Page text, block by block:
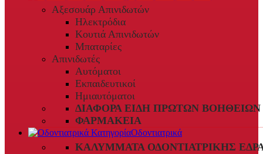
Αξεσουάρ Απινιδωτών
Ηλεκτρόδια
Κουτιά Απινιδωτών
Μπαταρίες
Απινιδωτές
Αυτόματοι
Εκπαιδευτικοί
Ημιαυτόματοι
ΔΙΆΦΟΡΑ ΕΊΔΗ ΠΡΏΤΩΝ ΒΟΗΘΕΙΏΝ
ΦΑΡΜΑΚΕΊΑ
Οδοντιατρικά
ΚΑΛΎΜΜΑΤΑ ΟΔΟΝΤΙΑΤΡΙΚΉΣ